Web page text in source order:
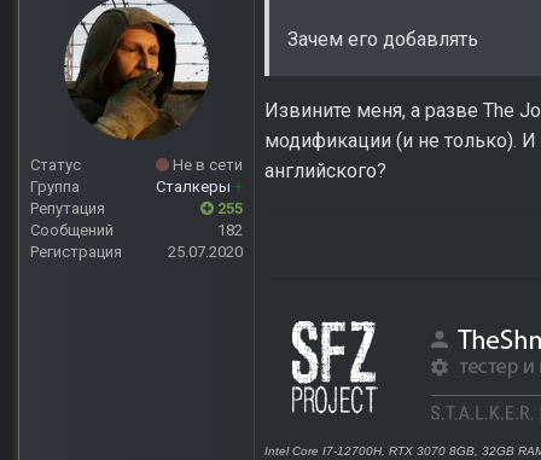
Статус
Не в сети
Группа
Сталкеры +
Репутация
255
Сообщений
182
Регистрация
25.07.2020
Зачем его добавлять
Извините меня, а разве The
модификации (и не только). И
английского?
Intel Core I7-12700H, RTX 3070 8GB, 32GB